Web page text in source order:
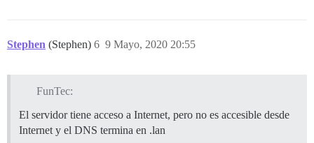
Stephen (Stephen) 9 Mayo, 2020 20:55
6
FunTec:
El servidor tiene acceso a Internet, pero no es accesible desde
Internet y el DNS termina en .lan